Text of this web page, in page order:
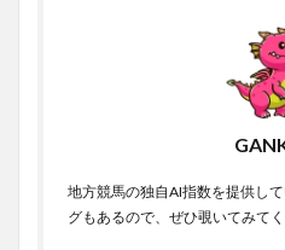
地方競馬の独自AI指数を提供し
グもあるので、ぜひ覗いてみてく